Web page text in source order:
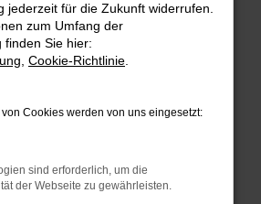
Fehler aufgetreten.
Tipps, die dir helfen können:
jederzeit für die Zukunft widerrufen.
zum Umfang der
finden Sie hier:
Cookie-Richtlinie
Cookies werden von uns eingesetzt:
sind erforderlich, um die
der Webseite zu gewährleisten.